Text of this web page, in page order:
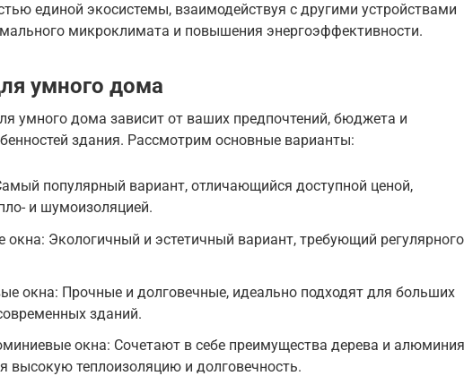
единой экосистемы, взаимодействуя с другими устройствами
микроклимата и повышения энергоэффективности.
умного дома
умного дома зависит от ваших предпочтений, бюджета и
здания. Рассмотрим основные варианты:
популярный вариант, отличающийся доступной ценой,
и шумоизоляцией.
окна: Экологичный и эстетичный вариант, требующий регулярного
окна: Прочные и долговечные, идеально подходят для больших
зданий.
окна: Сочетают в себе преимущества дерева и
высокую теплоизоляцию и долговечность.